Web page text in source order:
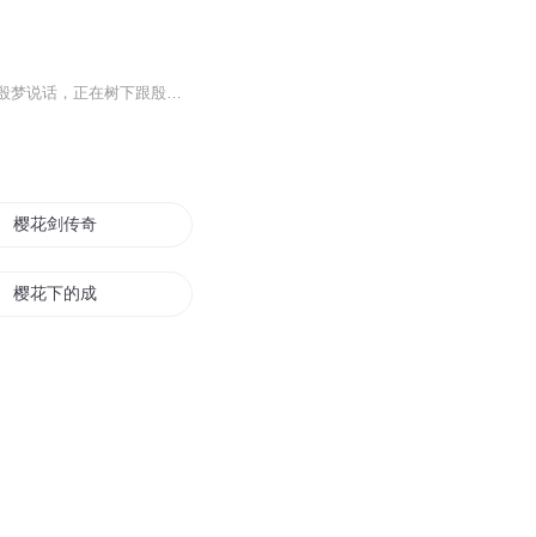
【内容简介】樱花正开，对自己老师的女儿殷梦暗生情愫的项珩，发愤学习后，才有勇气跟殷梦说话，正在树下跟殷梦有说有笑的他，自己却不知道，他成了村里人望子成龙的模范。村长的亲戚老吴提点自己的女儿吴芸去接近项珩，吴芸正好看到樱花树下那一幕，就心...
樱花剑传奇
樱花下的成长